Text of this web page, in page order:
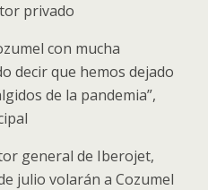
privado
con mucha
decir que hemos dejado
de la pandemia”,
general de Iberojet,
julio volarán a Cozumel